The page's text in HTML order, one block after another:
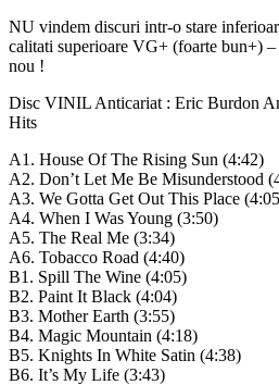
NU vindem discuri intr-o stare
calitati superioare VG+ (foarte bun+) –
nou !
Disc VINIL Anticariat : Eric Burdon
Hits
A1. House Of The Rising Sun (4:42)
A2. Don’t Let Me Be Misunderstood
A3. We Gotta Get Out This Place
A4. When I Was Young (3:50)
A5. The Real Me (3:34)
A6. Tobacco Road (4:40)
B1. Spill The Wine (4:05)
B2. Paint It Black (4:04)
B3. Mother Earth (3:55)
B4. Magic Mountain (4:18)
B5. Knights In White Satin (4:38)
B6. It’s My Life (3:43)